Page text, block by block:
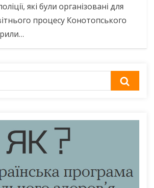
які були організовані для
процесу Конотопського